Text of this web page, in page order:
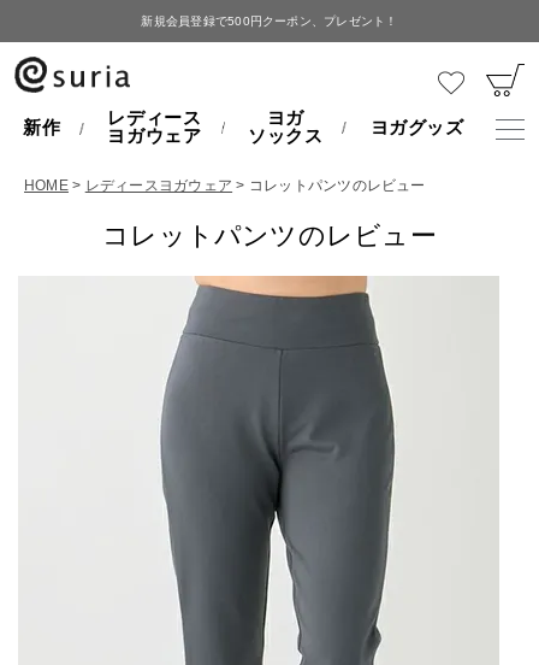
新規会員登録で500円クーポン、プレゼント！
新作
レディース
ヨガウェア
ヨガ
ソックス
ヨガグッズ
HOME レディースヨガウェア コレットパンツのレビュー
コレットパンツのレビュー